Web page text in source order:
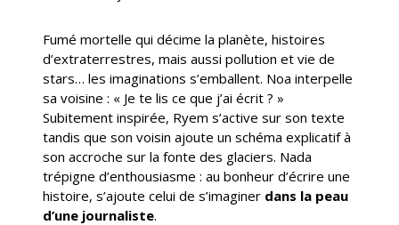
Fumé mortelle qui décime la planète, histoires
d’extraterrestres, mais aussi pollution et vie de
stars… les imaginations s’emballent. Noa interpelle
sa voisine : « Je te lis ce que j’ai écrit ? »
Subitement inspirée, Ryem s’active sur son texte
tandis que son voisin ajoute un schéma explicatif à
son accroche sur la fonte des glaciers. Nada
trépigne d’enthousiasme : au bonheur d’écrire une
histoire, s’ajoute celui de s’imaginer dans la peau
d’une journaliste.